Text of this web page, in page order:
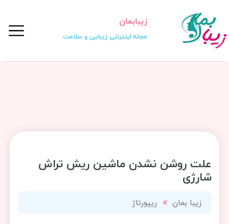
زیبابمان
مجله اینترنتی زیبایی و سلامت
علت روشن نشدن ماشین ریش تراش
شارژی
زیبا بمان ریپورتاژ